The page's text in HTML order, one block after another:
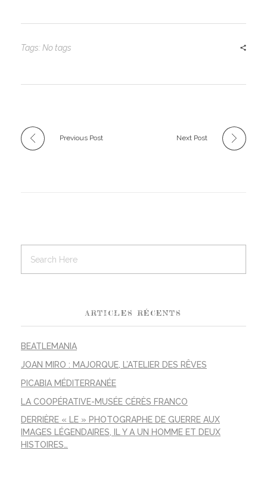
Tags: No tags
Previous Post Next Post
ARTICLES RÉCENTS
BEATLEMANIA
JOAN MIRO : MAJORQUE, L’ATELIER DES RÊVES
PICABIA MÉDITERRANÉE
LA COOPÉRATIVE-MUSÉE CÉRÈS FRANCO
DERRIÈRE « LE » PHOTOGRAPHE DE GUERRE AUX
IMAGES LÉGENDAIRES, IL Y A UN HOMME ET DEUX
HISTOIRES…